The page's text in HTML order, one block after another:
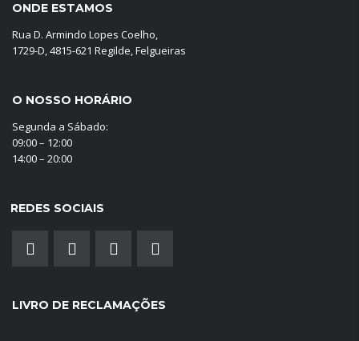
ONDE ESTAMOS
Rua D. Armindo Lopes Coelho,
1729-D, 4815-621 Regilde, Felgueiras
O NOSSO HORÁRIO
Segunda a Sábado:
09:00 – 12:00
14:00 – 20:00
REDES SOCIAIS
LIVRO DE RECLAMAÇÕES